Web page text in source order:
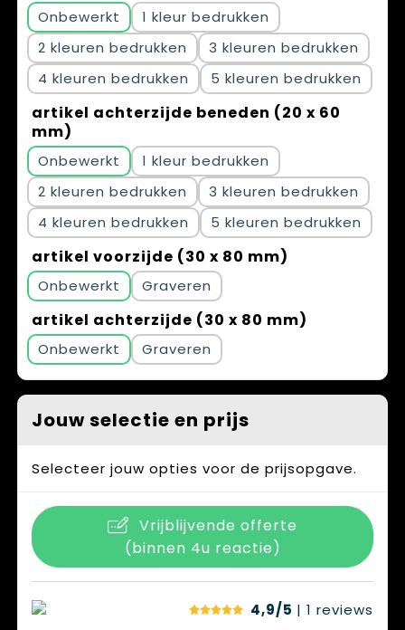
Onbewerkt
1
2
3
4
5
artikel achterzijde beneden (20 x 60
mm)
Onbewerkt
1
2
3
4
5
artikel voorzijde (30 x 80 mm)
Onbewerkt Graveren
artikel achterzijde (30 x 80 mm)
Onbewerkt Graveren
Jouw selectie en prijs
Selecteer jouw opties voor de prijsopgave.
Vrijblijvende offerte
(binnen 4u reactie)
4,9/5 | 1 reviews